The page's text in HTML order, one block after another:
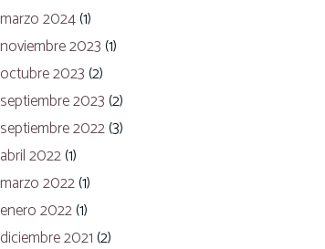
marzo 2024(1)
noviembre 2023 (1)
octubre 2023 (2)
septiembre 2023 (2)
septiembre 2022(3)
abril 2022(1)
marzo 2022(1)
enero 2022(1)
diciembre 2021 (2)